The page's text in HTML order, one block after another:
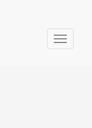
Toggle